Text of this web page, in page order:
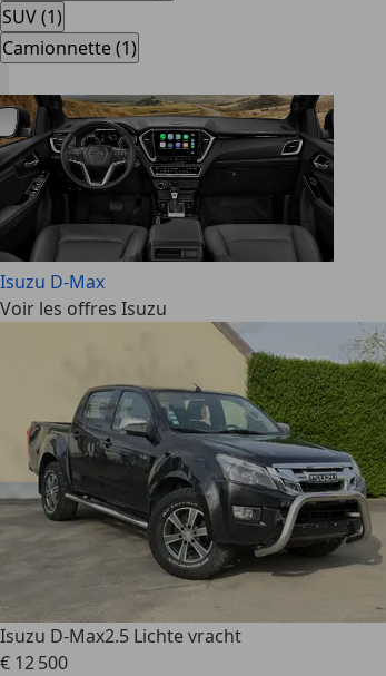
SUV (1)
Camionnette (1)
Isuzu D-Max
Voir les offres Isuzu
Isuzu D-Max2.5 Lichte vracht
€ 12 500